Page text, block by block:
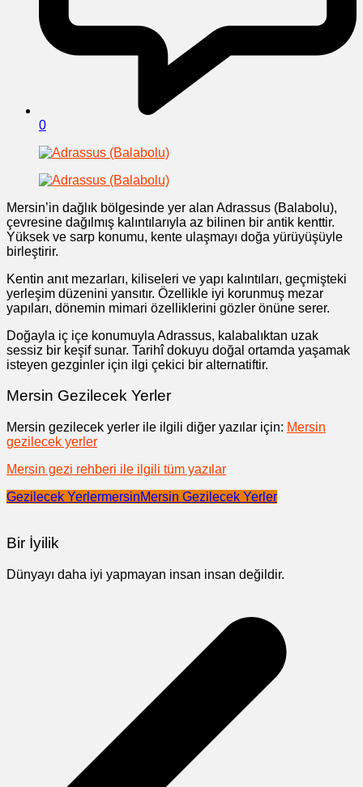
0
Mersin’in dağlık bölgesinde yer alan Adrassus (Balabolu),
çevresine dağılmış kalıntılarıyla az bilinen bir antik kenttir.
Yüksek ve sarp konumu, kente ulaşmayı doğa yürüyüşüyle
birleştirir.
Kentin anıt mezarları, kiliseleri ve yapı kalıntıları, geçmişteki
yerleşim düzenini yansıtır. Özellikle iyi korunmuş mezar
yapıları, dönemin mimari özelliklerini gözler önüne serer.
Doğayla iç içe konumuyla Adrassus, kalabalıktan uzak
sessiz bir keşif sunar. Tarihî dokuyu doğal ortamda yaşamak
isteyen gezginler için ilgi çekici bir alternatiftir.
Mersin Gezilecek Yerler
Mersin gezilecek yerler ile ilgili diğer yazılar için: Mersin
gezilecek yerler
Mersin gezi rehberi ile ilgili tüm yazılar
Gezilecek YerlermersinMersin Gezilecek Yerler
Bir İyilik
Dünyayı daha iyi yapmayan insan insan değildir.